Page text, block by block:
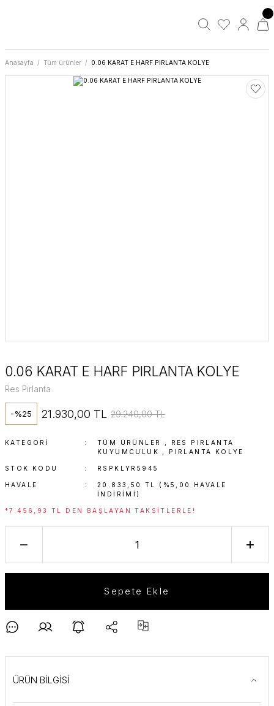
Anasayfa Tüm ürünler 0.06 KARAT E HARF PIRLANTA KOLYE
0.06 KARAT E HARF PIRLANTA KOLYE
Res Pırlanta
-%25 21.930,00 TL 29.240,00 TL
KATEGORI TÜM ÜRÜNLER
RES PIRLANTA
KUYUMCULUK
PIRLANTA KOLYE
STOK KODU RSPKLYR5945
HAVALE
20.833,50 TL (%5,00 HAVALE
INDIRIMI)
*7.456,93 TL DEN BAŞLAYAN TAKSITLERLE!
Sepete Ekle
ÜRÜN BİLGİSİ